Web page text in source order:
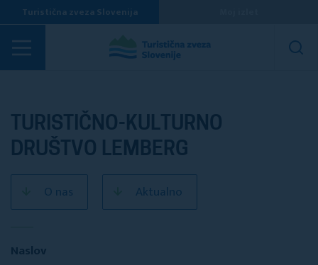
Turistična zveza Slovenija
Turistična društva
TURISTIČNO-KULTURNO
DRUŠTVO LEMBERG
O nas Aktualno
Naslov